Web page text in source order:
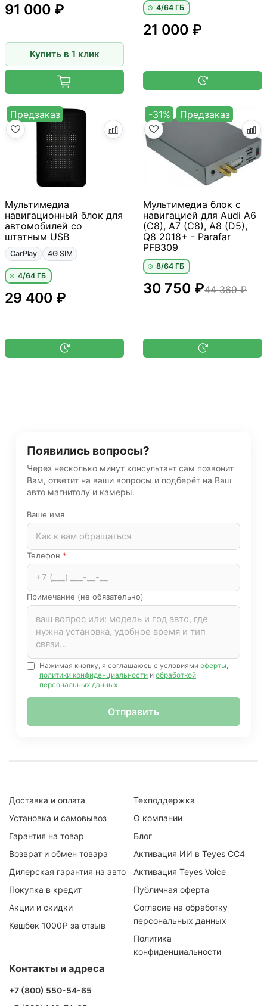
91 000 ₽
Купить в 1 клик
4/64 ГБ
21 000 ₽
Предзаказ
Мультимедиа
навигационный блок для
автомобилей со
штатным USB
CarPlay 4G SIM
4/64 ГБ
29 400 ₽
-31% Предзаказ
Мультимедиа блок с
навигацией для Audi A6
(C8), A7 (C8), A8 (D5),
Q8 2018+ - Parafar
PFB309
8/64 ГБ
44 369 ₽
30 750 ₽
Появились вопросы?
Через несколько минут консультант сам позвонит
Вам, ответит на ваши вопросы и подберёт на Ваш
авто магнитолу и камеры.
Ваше имя
Телефон *
Примечание (не обязательно)
Нажимая кнопку, я соглашаюсь с условиями оферты
политики конфиденциальности и обработкой
персональных данных
Отправить
Доставка и оплата
Установка и самовывоз
Гарантия на товар
Возврат и обмен товара
Дилерская гарантия на авто
Покупка в кредит
Акции и скидки
Кешбек 1000₽ за отзыв
Техподдержка
О компании
Блог
Активация ИИ в Teyes CC4
Активация Teyes Voice
Публичная оферта
Согласие на обработку
персональных данных
Политика
конфиденциальности
Контакты и адреса
+7 (800) 550-54-65